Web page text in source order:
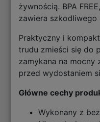
żywnością. BPA
zawiera
Praktyczny i
trudu zmieści się do
zamykana na mocny
przed wydostaniem
Główne cechy
Wykonany z